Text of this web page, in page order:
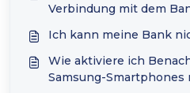
Verbindung mit dem
Ich kann meine Bank
Wie aktiviere ich
Samsung-Smartphones